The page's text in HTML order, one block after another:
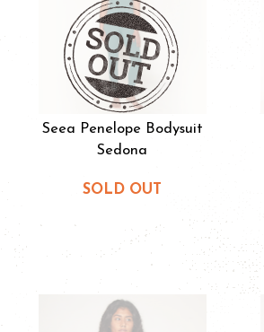
Seea Penelope Bodysuit
Sedona
SOLD OUT